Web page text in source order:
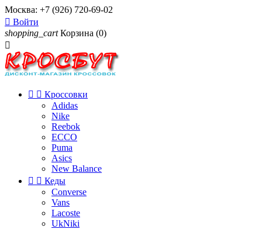
Москва: +7 (926) 720-69-02
 Войти
shopping_cart Корзина (0)

  Кроссовки
Adidas
Nike
Reebok
ECCO
Puma
Asics
New Balance
  Кеды
Converse
Vans
Lacoste
UkNiki